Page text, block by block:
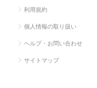
利用規約
個人情報の取り扱い
ヘルプ・お問い合わせ
サイトマップ